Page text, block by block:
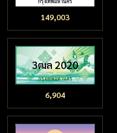
149,003
3ฒล 2020
6,904